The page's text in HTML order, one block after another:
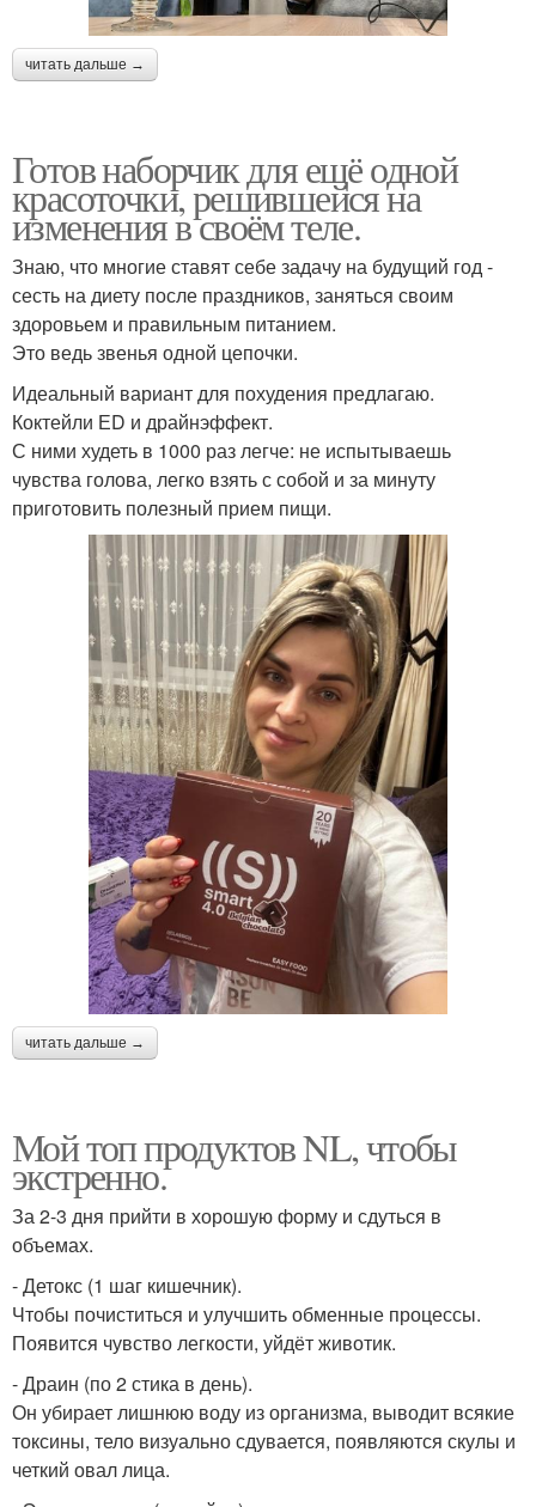
читать дальше →
Готов наборчик для ещё одной
красоточки, решившейся на
изменения в своём теле.
Знаю, что многие ставят себе задачу на будущий год -
сесть на диету после праздников, заняться своим
здоровьем и правильным питанием.
Это ведь звенья одной цепочки.
Идеальный вариант для похудения предлагаю.
Коктейли ЕD и драйнэффект.
С ними худеть в 1000 раз легче: не испытываешь
чувства голова, легко взять с собой и за минуту
приготовить полезный прием пищи.
читать дальше →
Мой топ продуктов NL, чтобы
экстренно.
За 2-3 дня прийти в хорошую форму и сдуться в
объемах.
- Детокс (1 шаг кишечник).
Чтобы почиститься и улучшить обменные процессы.
Появится чувство легкости, уйдёт животик.
- Драин (по 2 стика в день).
Он убирает лишнюю воду из организма, выводит всякие
токсины, тело визуально сдувается, появляются скулы и
четкий овал лица.